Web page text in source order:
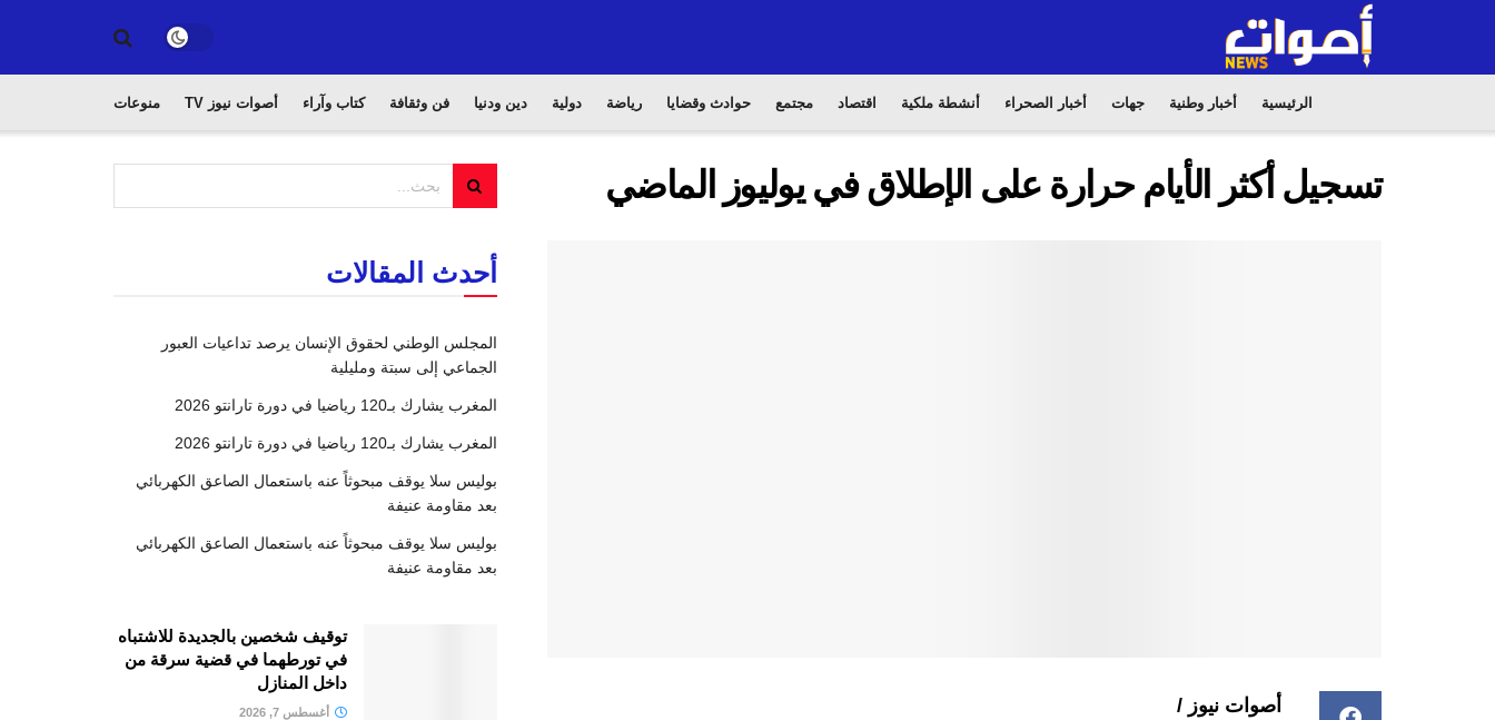
الرئيسية أخبار وطنية جهات أخبار الصحراء أنشطة ملكية اقتصاد مجتمع حوادث وقضايا رياضة دولية دين ودنيا فن وثقافة كتاب وآراء أصوات نيوز TV منوعات
تسجيل أكثر الأيام حرارة على الإطلاق في يوليوز الماضي
أصوات نيوز /
أحدث المقالات
المجلس الوطني لحقوق الإنسان يرصد تداعيات العبور
الجماعي إلى سبتة ومليلية
المغرب يشارك بـ120 رياضيا في دورة تارانتو 2026
المغرب يشارك بـ120 رياضيا في دورة تارانتو 2026
بوليس سلا يوقف مبحوثاً عنه باستعمال الصاعق الكهربائي
بعد مقاومة عنيفة
بوليس سلا يوقف مبحوثاً عنه باستعمال الصاعق الكهربائي
بعد مقاومة عنيفة
توقيف شخصين بالجديدة للاشتباه
في تورطهما في قضية سرقة من
داخل المنازل
أغسطس 7, 2026